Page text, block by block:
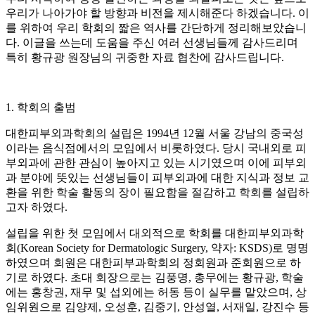
우리가 나아가야 할 방향과 비전을 제시해준다 하겠습니다. 이
를 위하여 우리 학회의 짧은 역사를 간단하게 정리해보았습니
다. 이글을 쓰는데 도움을 주신 여러 선생님들께 감사드리며
특히 황규광 원장님의 귀중한 자료 협찬에 감사드립니다.
1. 학회의 출범
대한피부외과학회의 설립은 1994년 12월 서울 강남의 중국성
이라는 음식점에서의 모임에서 비롯하였다. 당시 국내외로 피
부외과에 관한 관심이 높아지고 있는 시기였으며 이에 피부외
과 분야에 뜻있는 선생님들이 피부외과에 대한 지식과 정보 교
환을 위한 학술 활동의 장이 필요함을 절감하고 학회를 설립하
고자 하였다.
설립을 위한 첫 모임에서 대외적으로 학회를 대한피부외과학
회(Korean Society for Dermatologic Surgery, 약자: KSDS)로 명명
하였으며 회원은 대한피부과학회의 정회원과 준회원으로 하
기로 하였다. 초대 회장으로는 김풍명, 총무에는 황규광, 학술
에는 홍창권, 재무 및 섭외에는 허동 등이 실무를 맡았으며, 상
임위원으로 김양제, 오성훈, 김중기, 안성열, 서재일, 강진수 등